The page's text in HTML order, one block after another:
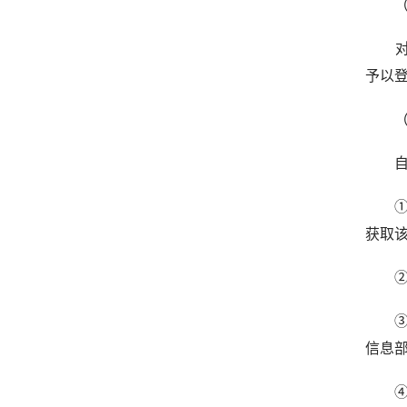
（2
对于
予以
（3
自登
① 属
获取
② 属
③ 申
信息
④ 申